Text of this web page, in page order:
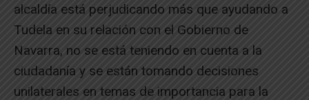
alcaldía está perjudicando más que ayudando a
Tudela en su relación con el Gobierno de
Navarra, no se está teniendo en cuenta a la
ciudadanía y se están tomando decisiones
unilaterales en temas de importancia para la